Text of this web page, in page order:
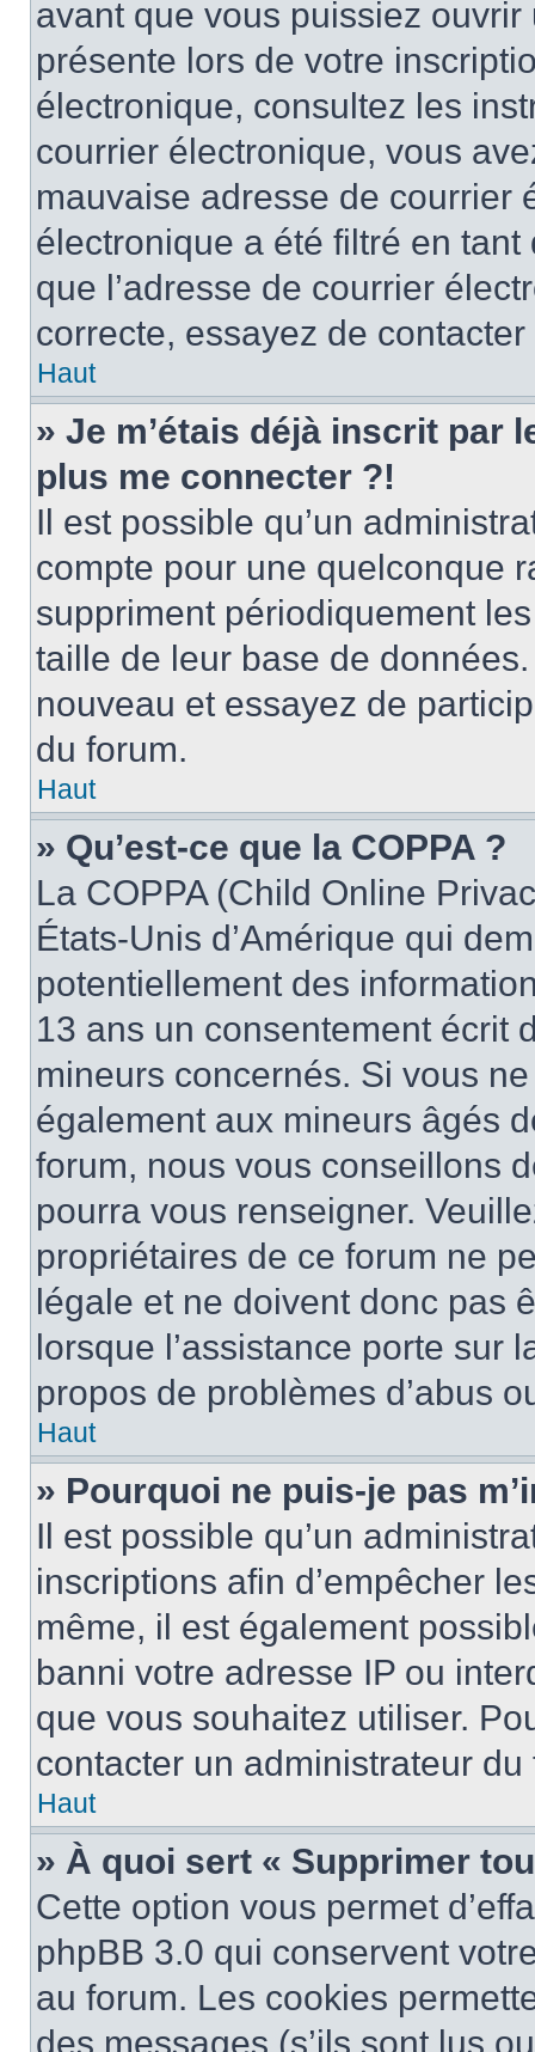
avant que vous puissiez
présente lors de votre
électronique, consultez les
courrier électronique, vous
mauvaise adresse de courrier
électronique a été filtré en
que l’adresse de courrier
correcte, essayez de
Haut
» Je m’étais déjà inscrit par
plus me connecter ?!
Il est possible qu’un
compte pour une quelconque
suppriment périodiquement
taille de leur base de
nouveau et essayez de
du forum.
Haut
» Qu’est-ce que la COPPA ?
La COPPA (Child Online
États-Unis d’Amérique qui
potentiellement des
13 ans un consentement écrit
mineurs concernés. Si vous
également aux mineurs âgés
forum, nous vous conseillons
pourra vous renseigner.
propriétaires de ce forum ne
légale et ne doivent donc pas
lorsque l’assistance porte sur
propos de problèmes d’abus
Haut
» Pourquoi ne puis-je pas
Il est possible qu’un
inscriptions afin d’empêcher
même, il est également
banni votre adresse IP ou
que vous souhaitez utiliser.
contacter un administrateur du
Haut
» À quoi sert « Supprimer
Cette option vous permet
phpBB 3.0 qui conservent
au forum. Les cookies
des messages (s’ils sont lus